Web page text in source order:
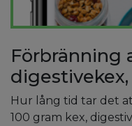
Förbränning
Hur lång tid tar det
100 gram kex,